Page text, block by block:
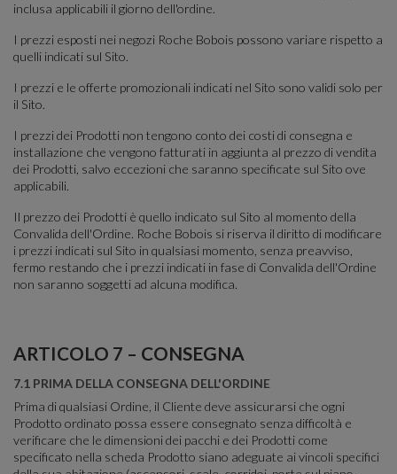
inclusa applicabili il giorno dell'ordine.
I prezzi esposti nei negozi Roche Bobois possono variare rispetto a
quelli indicati sul Sito.
I prezzi e le offerte promozionali indicati nel Sito sono validi solo per
il Sito.
I prezzi dei Prodotti non tengono conto dei costi di consegna e
installazione che vengono fatturati in aggiunta al prezzo di vendita
dei Prodotti, salvo eccezioni che saranno specificate sul Sito ove
applicabili.
Il prezzo dei Prodotti è quello indicato sul Sito al momento della
Convalida dell'Ordine. Roche Bobois si riserva il diritto di modificare
i prezzi indicati sul Sito in qualsiasi momento, senza preavviso,
fermo restando che i prezzi indicati in fase di Convalida dell'Ordine
non saranno soggetti ad alcuna modifica.
ARTICOLO 7 – CONSEGNA
7.1 PRIMA DELLA CONSEGNA DELL'ORDINE
Prima di qualsiasi Ordine, il Cliente deve assicurarsi che ogni
Prodotto ordinato possa essere consegnato senza difficoltà e
verificare che le dimensioni dei pacchi e dei Prodotti come
specificato nella scheda Prodotto siano adeguate ai vincoli specifici